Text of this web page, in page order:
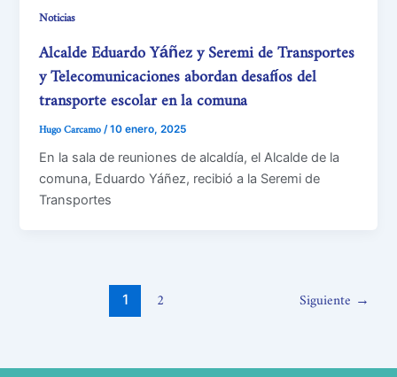
Noticias
Alcalde Eduardo Yáñez y Seremi de Transportes
y Telecomunicaciones abordan desafíos del
transporte escolar en la comuna
Hugo Carcamo/10 enero, 2025
En la sala de reuniones de alcaldía, el Alcalde de la
comuna, Eduardo Yáñez, recibió a la Seremi de
Transportes
1 2 Siguiente →